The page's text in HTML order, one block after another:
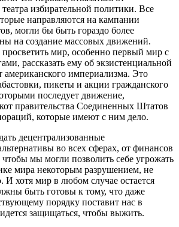
избирательной политики. Все
направляются на кампании
могли бы быть гораздо более
на создание массовых движений.
мир, особенно первый мир с
рассказать ему об экзистенциальной
американского империализма. Это
пикеты и акции гражданского
последует движение,
правительства Соединенных Штатов
которые имеют с ним дело.
децентрализованные
во всех сферах, от финансов
чтобы мы могли позволить себе угрожать
мира некоторым разрушением, не
И хотя мир в любом случае остается
быть готовы к тому, что даже
порядку поставит нас в
защищаться, чтобы выжить.